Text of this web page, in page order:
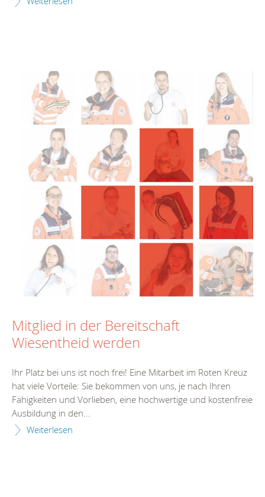
Mitglied in der Bereitschaft
Wiesentheid werden
Ihr Platz bei uns ist noch frei! Eine Mitarbeit im Roten Kreuz
hat viele Vorteile: Sie bekommen von uns, je nach Ihren
Fähigkeiten und Vorlieben, eine hochwertige und kostenfreie
Ausbildung in den...
Weiterlesen